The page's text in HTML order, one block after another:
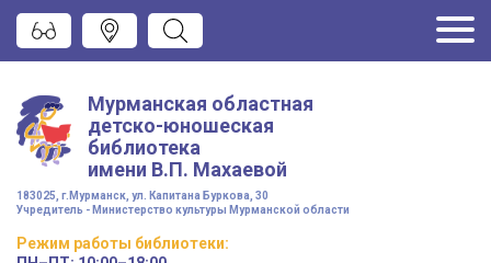
Мурманская областная
детско-юношеская
библиотека
имени В.П. Махаевой
183025, г.Мурманск, ул. Капитана Буркова, 30
Учредитель - Министерство культуры Мурманской области
Режим работы библиотеки: